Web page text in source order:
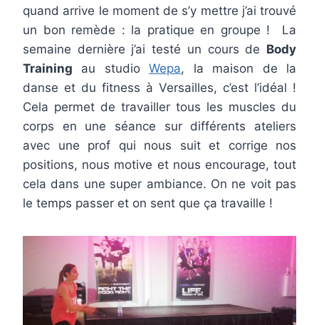
quand arrive le moment de s’y mettre j’ai trouvé
un bon remède : la pratique en groupe ! La
semaine dernière j’ai testé un cours de Body
Training au studioWepa, la maison de la
danse et du fitness à Versailles, c’est l’idéal !
Cela permet de travailler tous les muscles du
corps en une séance sur différents ateliers
avec une prof qui nous suit et corrige nos
positions, nous motive et nous encourage, tout
cela dans une super ambiance. On ne voit pas
le temps passer et on sent que ça travaille !